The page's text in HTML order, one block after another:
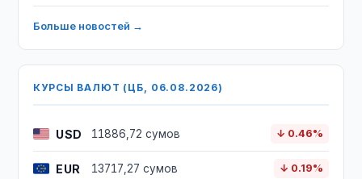
Больше новостей →
КУРСЫ ВАЛЮТ (ЦБ, 06.08.2026)
USD 11886,72 сумов ↓ 0.46%
EUR 13717,27 сумов ↓ 0.19%